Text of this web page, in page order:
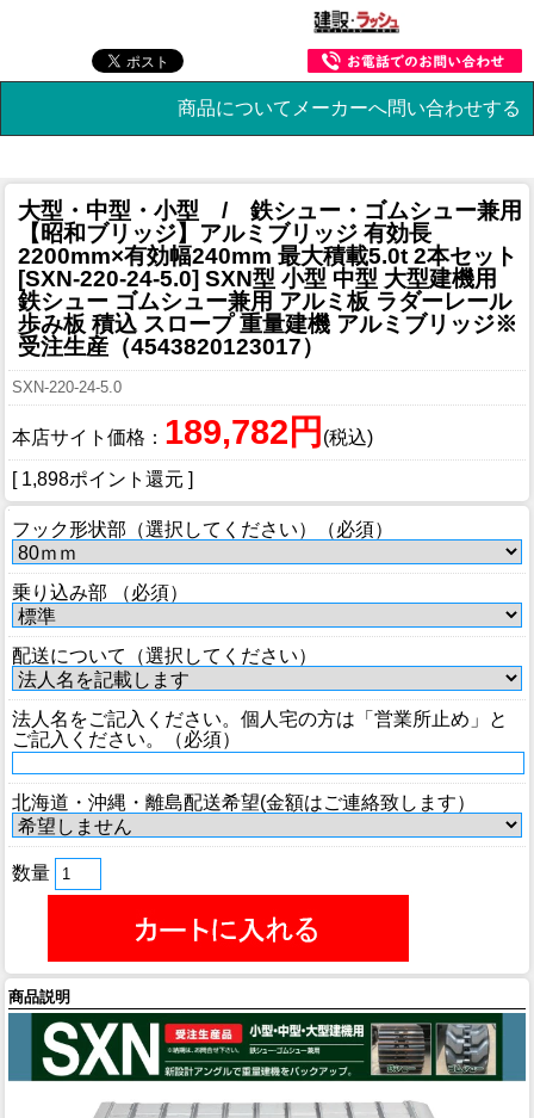
商品についてメーカーへ問い合わせする
大型・中型・小型 / 鉄シュー・ゴムシュー兼用
【昭和ブリッジ】アルミブリッジ 有効長
2200mm×有効幅240mm 最大積載5.0t 2本セット
[SXN-220-24-5.0] SXN型 小型 中型 大型建機用
鉄シュー ゴムシュー兼用 アルミ板 ラダーレール
歩み板 積込 スロープ 重量建機 アルミブリッジ※
受注生産（4543820123017）
SXN-220-24-5.0
本店サイト価格： 189,782円 (税込)
[ 1,898ポイント還元 ]
フック形状部（選択してください）（必須）
乗り込み部 （必須）
配送について（選択してください）
法人名をご記入ください。個人宅の方は「営業所止め」と
ご記入ください。（必須）
北海道・沖縄・離島配送希望(金額はご連絡致します）
数量
商品説明